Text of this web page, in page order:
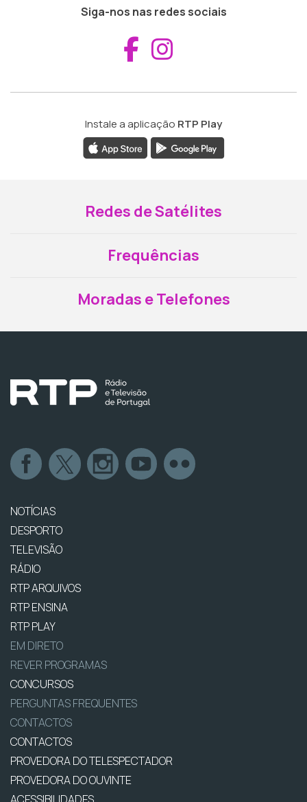
Siga-nos nas redes sociais
Aceder ao
Instale a aplicação RTP Play
Redes de Satélites
Frequências
Moradas e Telefones
NOTÍCIAS
DESPORTO
TELEVISÃO
RÁDIO
RTP ARQUIVOS
RTP ENSINA
RTP PLAY
EM DIRETO
REVER PROGRAMAS
CONCURSOS
PERGUNTAS FREQUENTES
CONTACTOS
CONTACTOS
PROVEDORA DO TELESPECTADOR
PROVEDORA DO OUVINTE